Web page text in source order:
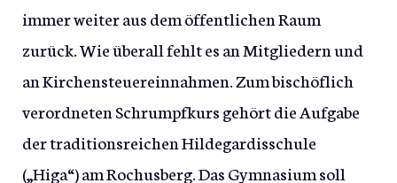
immer weiter aus dem öffentlichen Raum
zurück. Wie überall fehlt es an Mitgliedern und
an Kirchensteuereinnahmen. Zum bischöflich
verordneten Schrumpfkurs gehört die Aufgabe
der traditionsreichen Hildegardisschule
(„Higa“) am Rochusberg. Das Gymnasium soll